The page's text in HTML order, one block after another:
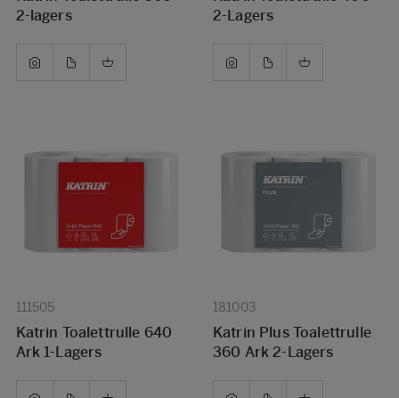
2-lagers
2-Lagers
111505
Katrin Toalettrulle 640
Ark 1-Lagers
181003
Katrin Plus Toalettrulle
360 Ark 2-Lagers